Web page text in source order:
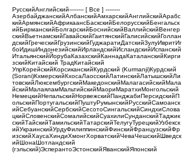
РусскийАнглийский-------- [ Все ] --------
АзербайджанскийАлбанскийАмхарскийАнглийскийАрабс
кийАрмянскийАфрикаансБаскскийБелорусскийБенгальск
ийБирманскийБолгарскийБоснийскийВаллийскийВенгер
скийВьетнамскийГавайскийГаитянскийГалисийскийГоллан
дскийГреческийГрузинскийГуджаратиДатскийЗулуИвритИг
боИдишИндонезийскийИрландскийИсландскийИспанский
ИтальянскийЙорубаКазахскийКаннадаКаталанскийКирги
зскийКитайский ТрадКитайский
УпрКорейскийКорсиканскийКурдский (Kurmanji)Курдский
(Sorani)КхмерскийКхосаЛаосскийЛатинскийЛатышскийЛи
товскийЛюксембургскийМакедонскийМалагасийскийМала
йскийМалаяламМальтийскийМаориМаратхиМонгольский
НемецкийНепальскийНорвежскийПанджабиПерсидскийП
ольскийПортугальскийПуштуРумынскийРусскийСамоанск
ийСебуанскийСербскийСесотоСингальскийСиндхиСлова
цкийСловенскийСомалийскийСуахилиСунданскийТаджик
скийТайскийТамильскийТатарскийТелугуТурецкийУзбекск
ийУкраинскийУрдуФилиппинскийФинскийФранцузскийФр
изскийХаусаХиндиХмонгХорватскийЧеваЧешскийШведск
ийШонаШотландский
(гэльский)ЭсперантоЭстонскийЯванскийЯпонский